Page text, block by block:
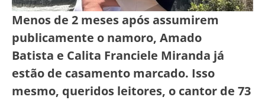
Menos de 2 meses após assumirem
publicamente o namoro, Amado
Batista e Calita Franciele Miranda já
estão de casamento marcado. Isso
mesmo, queridos leitores, o cantor de 73